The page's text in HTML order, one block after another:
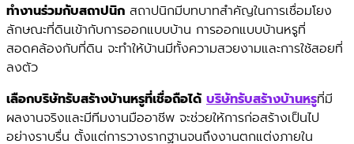
ทำงานร่วมกับสถาปนิก สถาปนิกมีบทบาทสำคัญในการเชื่อมโยง
ลักษณะที่ดินเข้ากับการออกแบบบ้าน การออกแบบบ้านหรูที่
สอดคล้องกับที่ดิน จะทำให้บ้านมีทั้งความสวยงามและการใช้สอยที่
ลงตัว
เลือกบริษัทรับสร้างบ้านหรูที่เชื่อถือได้ บริษัทรับสร้างบ้านหรูที่มี
ผลงานจริงและมีทีมงานมืออาชีพ จะช่วยให้การก่อสร้างเป็นไป
อย่างราบรื่น ตั้งแต่การวางรากฐานจนถึงงานตกแต่งภายใน